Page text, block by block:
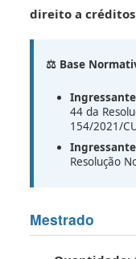
direito a créditos
⚖️ Base
44 da
154/2021/
Resolução
Mestrado